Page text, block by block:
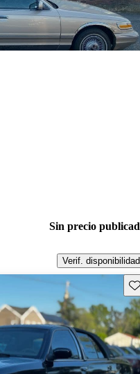
Sin precio
Verif. disponibilidad